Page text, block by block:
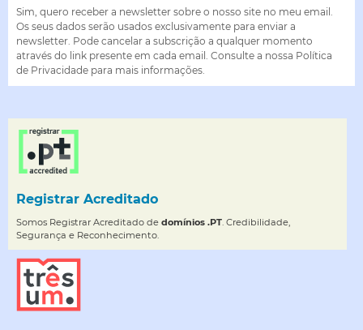
Sim, quero receber a newsletter sobre o nosso site no meu email.
Os seus dados serão usados exclusivamente para enviar a
newsletter. Pode cancelar a subscrição a qualquer momento
através do link presente em cada email. Consulte a nossa Política
de Privacidade para mais informações.
Registrar Acreditado
Somos Registrar Acreditado de domínios .PT . Credibilidade,
Segurança e Reconhecimento.